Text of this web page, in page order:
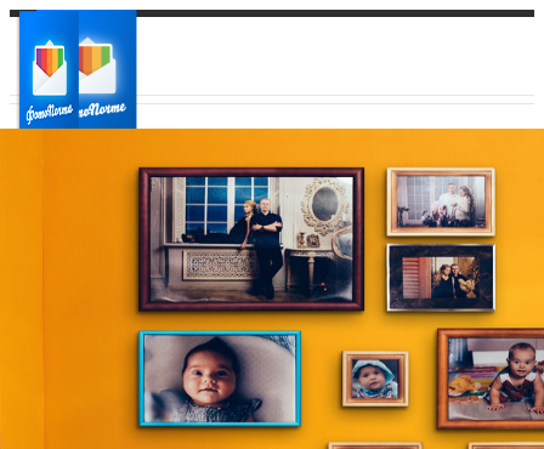
Ваш регион доставки
Выберите из списка: